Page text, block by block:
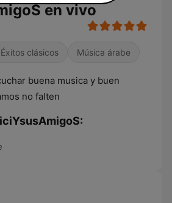
en vivo
Éxitos clásicos Música árabe
buena musica y buen
no falten